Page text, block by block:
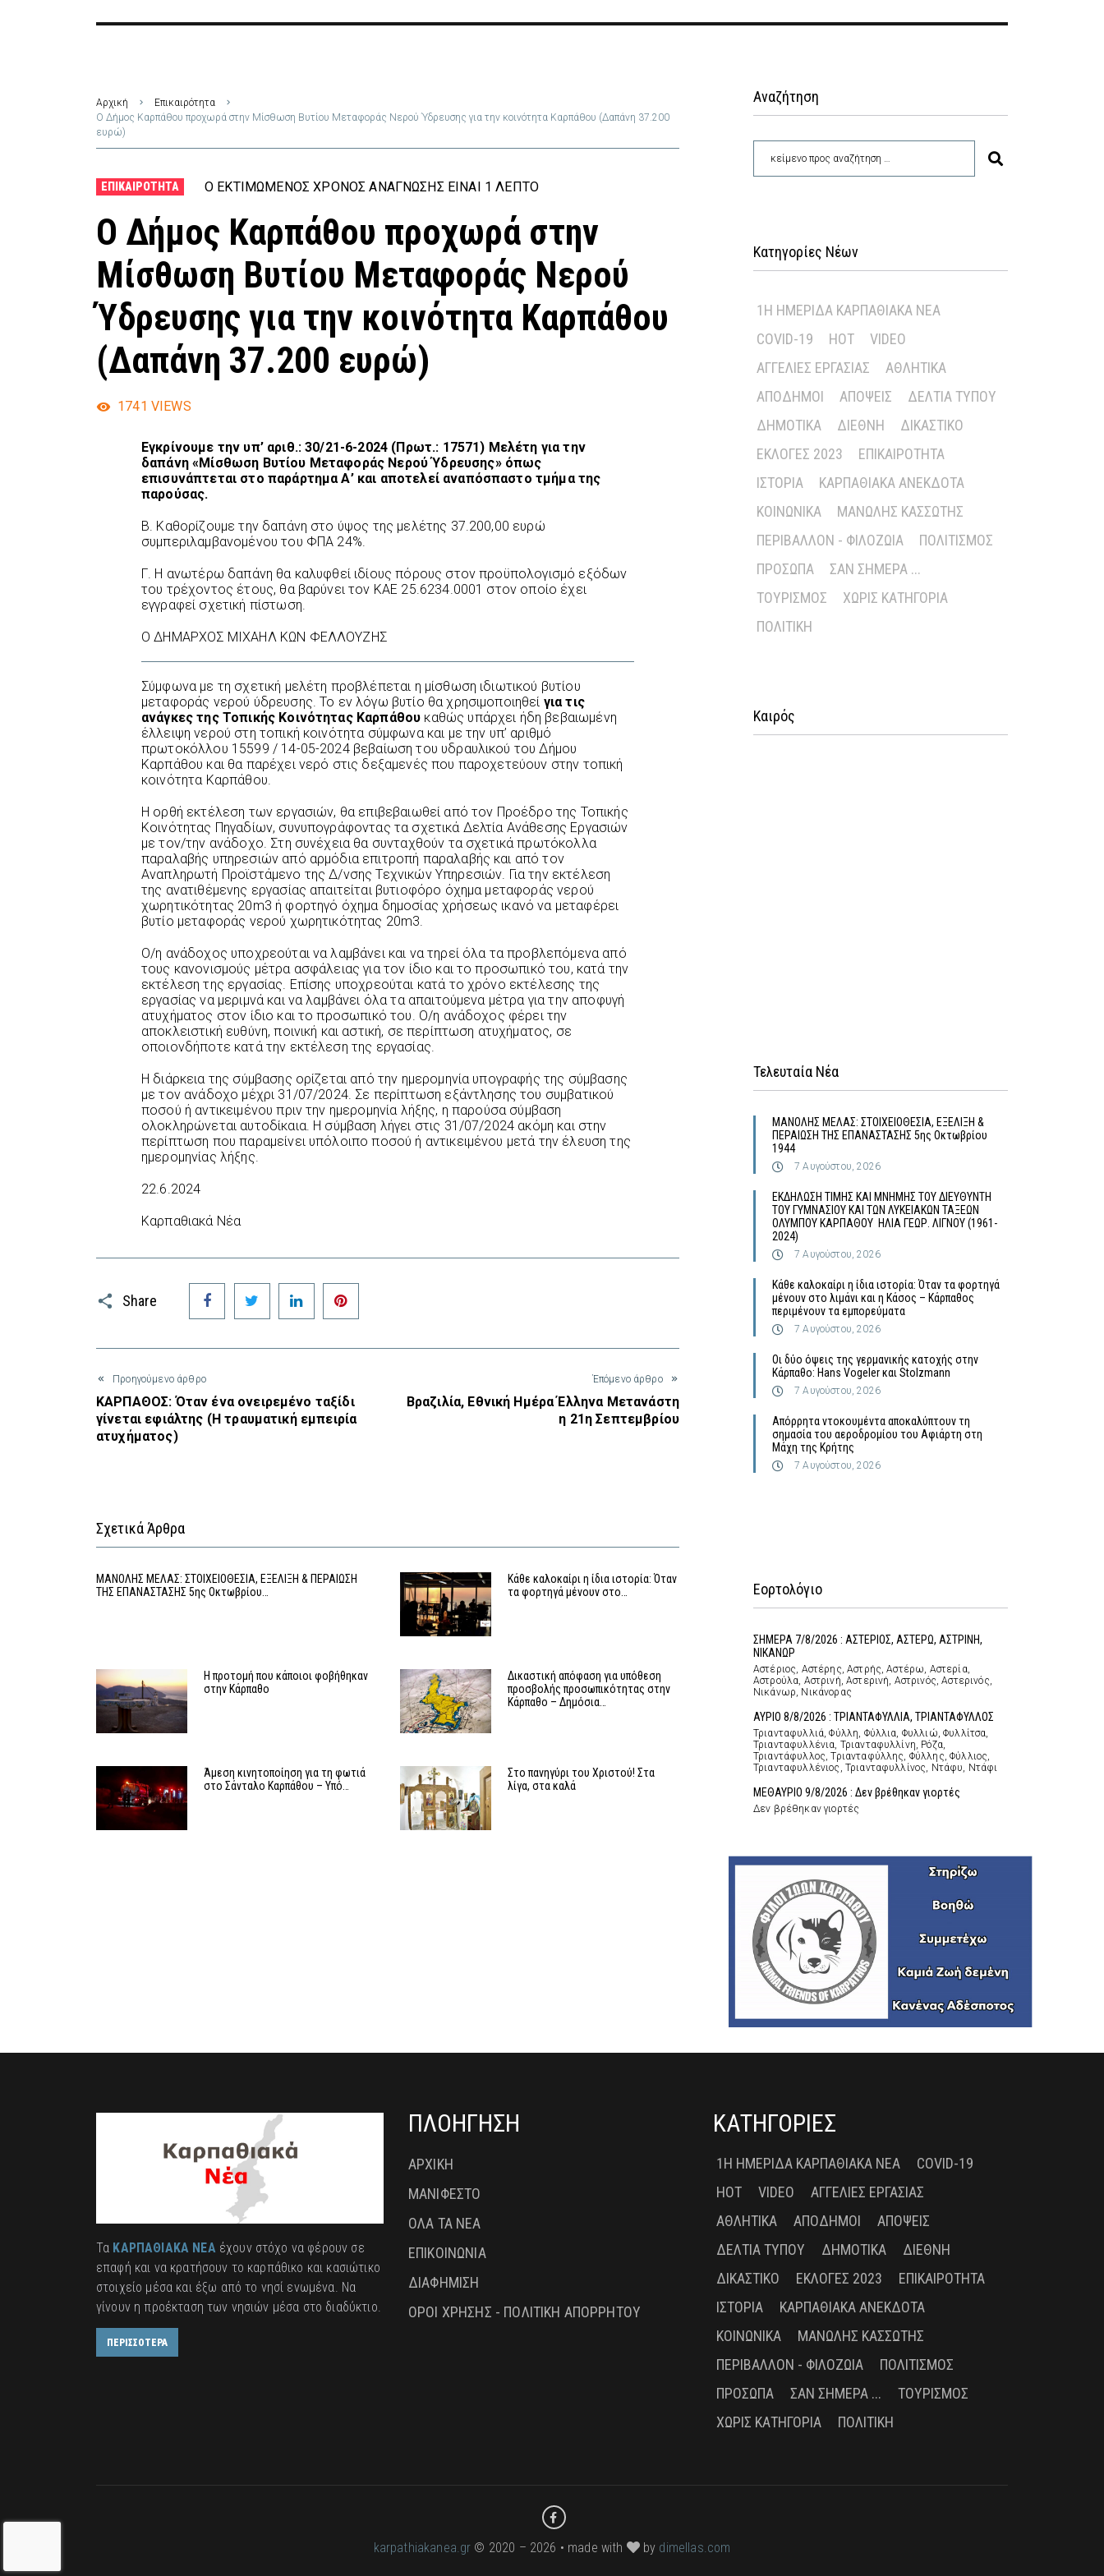
Αρχική
Επικαιρότητα
Ο Δήμος Καρπάθου προχωρά στην Μίσθωση Βυτίου Μεταφοράς Νερού Ύδρευσης για την κοινότητα Καρπάθου (Δαπάνη 37.200
ευρώ)
ΕΠΙΚΑΙΡΌΤΗΤΑ Ο ΕΚΤΙΜΏΜΕΝΟΣ ΧΡΌΝΟΣ ΑΝΆΓΝΩΣΗΣ ΕΊΝΑΙ 1 ΛΕΠΤΌ
Ο Δήμος Καρπάθου προχωρά στην
Μίσθωση Βυτίου Μεταφοράς Νερού
Ύδρευσης για την κοινότητα Καρπάθου
(Δαπάνη 37.200 ευρώ)
1741 VIEWS
Εγκρίνουμε την υπ’ αριθ.: 30/21-6-2024 (Πρωτ.: 17571) Μελέτη για την
δαπάνη «Μίσθωση Βυτίου Μεταφοράς Νερού Ύδρευσης» όπως
επισυνάπτεται στο παράρτημα Α’ και αποτελεί αναπόσπαστο τμήμα της
παρούσας.
Β. Καθορίζουμε την δαπάνη στο ύψος της μελέτης 37.200,00 ευρώ
συμπεριλαμβανομένου του ΦΠΑ 24%.
Γ. Η ανωτέρω δαπάνη θα καλυφθεί ιδίους πόρους στον προϋπολογισμό εξόδων
του τρέχοντος έτους, θα βαρύνει τον ΚΑΕ 25.6234.0001 στον οποίο έχει
εγγραφεί σχετική πίστωση.
Ο ΔΗΜΑΡΧΟΣ ΜΙΧΑΗΛ ΚΩΝ ΦΕΛΛΟΥΖΗΣ
Σύμφωνα με τη σχετική μελέτη προβλέπεται η μίσθωση ιδιωτικού βυτίου
μεταφοράς νερού ύδρευσης. Το εν λόγω βυτίο θα χρησιμοποιηθεί για τις
ανάγκες της Τοπικής Κοινότητας Καρπάθου καθώς υπάρχει ήδη βεβαιωμένη
έλλειψη νερού στη τοπική κοινότητα σύμφωνα και με την υπ’ αριθμό
πρωτοκόλλου 15599 / 14-05-2024 βεβαίωση του υδραυλικού του Δήμου
Καρπάθου και θα παρέχει νερό στις δεξαμενές που παροχετεύουν στην τοπική
κοινότητα Καρπάθου.
Η ορθή εκτέλεση των εργασιών, θα επιβεβαιωθεί από τον Προέδρο της Τοπικής
Κοινότητας Πηγαδίων, συνυπογράφοντας τα σχετικά Δελτία Ανάθεσης Εργασιών
με τον/την ανάδοχο. Στη συνέχεια θα συνταχθούν τα σχετικά πρωτόκολλα
παραλαβής υπηρεσιών από αρμόδια επιτροπή παραλαβής και από τον
Αναπληρωτή Προϊστάμενο της Δ/νσης Τεχνικών Υπηρεσιών. Για την εκτέλεση
της ανατιθέμενης εργασίας απαιτείται βυτιοφόρο όχημα μεταφοράς νερού
χωρητικότητας 20m3 ή φορτηγό όχημα δημοσίας χρήσεως ικανό να μεταφέρει
βυτίο μεταφοράς νερού χωρητικότητας 20m3.
Ο/η ανάδοχος υποχρεούται να λαμβάνει και να τηρεί όλα τα προβλεπόμενα από
τους κανονισμούς μέτρα ασφάλειας για τον ίδιο και το προσωπικό του, κατά την
εκτέλεση της εργασίας. Επίσης υποχρεούται κατά το χρόνο εκτέλεσης της
εργασίας να μεριμνά και να λαμβάνει όλα τα απαιτούμενα μέτρα για την αποφυγή
ατυχήματος στον ίδιο και το προσωπικό του. Ο/η ανάδοχος φέρει την
αποκλειστική ευθύνη, ποινική και αστική, σε περίπτωση ατυχήματος, σε
οποιονδήποτε κατά την εκτέλεση της εργασίας.
Η διάρκεια της σύμβασης ορίζεται από την ημερομηνία υπογραφής της σύμβασης
με τον ανάδοχο μέχρι 31/07/2024. Σε περίπτωση εξάντλησης του συμβατικού
ποσού ή αντικειμένου πριν την ημερομηνία λήξης, η παρούσα σύμβαση
ολοκληρώνεται αυτοδίκαια. Η σύμβαση λήγει στις 31/07/2024 ακόμη και στην
περίπτωση που παραμείνει υπόλοιπο ποσού ή αντικειμένου μετά την έλευση της
ημερομηνίας λήξης.
22.6.2024
Καρπαθιακά Νέα
Share
Facebook Twitter LinkedIn
Προηγούμενο άρθρο
ΚΑΡΠΑΘΟΣ: Όταν ένα ονειρεμένο ταξίδι
γίνεται εφιάλτης (Η τραυματική εμπειρία
ατυχήματος)
Έπόμενο άρθρο
Βραζιλία, Εθνική Ημέρα Έλληνα Μετανάστη
η 21η Σεπτεμβρίου
Σχετικά Άρθρα
MΑΝΟΛΗΣ ΜΕΛΑΣ: ΣΤΟΙΧΕΙΟΘΕΣΙΑ, ΕΞΕΛΙΞΗ & ΠΕΡΑΙΩΣΗ
ΤΗΣ ΕΠΑΝΑΣΤΑΣΗΣ 5ης Οκτωβρίου…
Κάθε καλοκαίρι η ίδια ιστορία: Όταν
τα φορτηγά μένουν στο…
Η προτομή που κάποιοι φοβήθηκαν
στην Κάρπαθο
Δικαστική απόφαση για υπόθεση
προσβολής προσωπικότητας στην
Κάρπαθο – Δημόσια…
Άμεση κινητοποίηση για τη φωτιά
στο Σάνταλο Καρπάθου – Υπό…
Στο πανηγύρι του Χριστού! Στα
λίγα, στα καλά
Αναζήτηση
Κατηγορίες Νέων
1Η ΗΜΕΡΊΔΑ ΚΑΡΠΑΘΙΑΚΆ ΝΈΑ
COVID-19
HOT
VIDEO
ΑΓΓΕΛΊΕΣ ΕΡΓΑΣΊΑΣ
ΑΘΛΗΤΙΚΆ
ΑΠΌΔΗΜΟΙ
ΑΠΌΨΕΙΣ
ΔΕΛΤΊΑ ΤΎΠΟΥ
ΔΗΜΟΤΙΚΆ
ΔΙΕΘΝΉ
ΔΙΚΑΣΤΙΚΌ
ΕΚΛΟΓΈΣ 2023
ΕΠΙΚΑΙΡΌΤΗΤΑ
ΙΣΤΟΡΊΑ
ΚΑΡΠΑΘΙΑΚΆ ΑΝΈΚΔΟΤΑ
ΚΟΙΝΩΝΙΚΆ
ΜΑΝΏΛΗΣ ΚΑΣΣΏΤΗΣ
ΠΕΡΙΒΆΛΛΟΝ - ΦΙΛΟΖΩΊΑ
ΠΟΛΙΤΙΣΜΌΣ
ΠΡΌΣΩΠΑ
ΣΑΝ ΣΉΜΕΡΑ ...
ΤΟΥΡΙΣΜΌΣ
ΧΩΡΊΣ ΚΑΤΗΓΟΡΊΑ
ΠΟΛΙΤΙΚΉ
Καιρός
Τελευταία Νέα
MΑΝΟΛΗΣ ΜΕΛΑΣ: ΣΤΟΙΧΕΙΟΘΕΣΙΑ, ΕΞΕΛΙΞΗ &
ΠΕΡΑΙΩΣΗ ΤΗΣ ΕΠΑΝΑΣΤΑΣΗΣ 5ης Οκτωβρίου
1944
7 Αυγούστου, 2026
ΕΚΔΗΛΩΣΗ ΤΙΜΗΣ ΚΑΙ ΜΝΗΜΗΣ ΤΟΥ ΔΙΕΥΘΥΝΤΗ
ΤΟΥ ΓΥΜΝΑΣΙΟΥ ΚΑΙ ΤΩΝ ΛΥΚΕΙΑΚΩΝ ΤΑΞΕΩΝ
ΟΛΥΜΠΟΥ ΚΑΡΠΑΘΟΥ ΗΛΙΑ ΓΕΩΡ. ΛΙΓΝΟΥ (1961-
2024)
7 Αυγούστου, 2026
Κάθε καλοκαίρι η ίδια ιστορία: Όταν τα φορτηγά
μένουν στο λιμάνι και η Κάσος – Κάρπαθος
περιμένουν τα εμπορεύματα
7 Αυγούστου, 2026
Οι δύο όψεις της γερμανικής κατοχής στην
Κάρπαθο: Hans Vogeler και Stolzmann
7 Αυγούστου, 2026
Απόρρητα ντοκουμέντα αποκαλύπτουν τη
σημασία του αεροδρομίου του Αφιάρτη στη
Μάχη της Κρήτης
7 Αυγούστου, 2026
Εορτολόγιο
ΣΗΜΕΡΑ 7/8/2026 : ΑΣΤΕΡΙΟΣ, ΑΣΤΕΡΩ, ΑΣΤΡΙΝΗ,
ΝΙΚΑΝΩΡ
Αστέριος, Αστέρης, Αστρής, Αστέρω, Αστερία,
Αστρούλα, Αστρινή, Αστερινή, Αστρινός, Αστερινός,
Νικάνωρ, Νικάνορας
ΑΥΡΙΟ 8/8/2026 : ΤΡΙΑΝΤΑΦΥΛΛΙΑ, ΤΡΙΑΝΤΑΦΥΛΛΟΣ
Τριανταφυλλιά, Φύλλη, Φύλλια, Φυλλιώ, Φυλλίτσα,
Τριανταφυλλένια, Τριανταφυλλίνη, Ρόζα,
Τριαντάφυλλος, Τριανταφύλλης, Φύλλης, Φύλλιος,
Τριανταφυλλένιος, Τριανταφυλλίνος, Ντάφυ, Ντάφι
ΜΕΘΑΥΡΙΟ 9/8/2026 : Δεν βρέθηκαν γιορτές
Δεν βρέθηκαν γιορτές
Τα ΚΑΡΠΑΘΙΑΚΑ ΝΕΑέχουν στόχο να φέρουν σε
επαφή και να κρατήσουν το καρπάθικο και κασιώτικο
στοιχείο μέσα και έξω από το νησί ενωμένα. Να
γίνουν η προέκταση των νησιών μέσα στο διαδύκτιο.
ΠΕΡΙΣΣΟΤΕΡΑ
ΠΛΟΗΓΗΣΗ
ΑΡΧΙΚΗ
ΜΑΝΙΦΕΣΤΟ
ΟΛΑ ΤΑ ΝΕΑ
ΕΠΙΚΟΙΝΩΝΙΑ
ΔΙΑΦΗΜΙΣΗ
ΟΡΟΙ ΧΡΗΣΗΣ - ΠΟΛΙΤΙΚΗ ΑΠΟΡΡΗΤΟΥ
ΚΑΤΗΓΟΡΙΕΣ
1Η ΗΜΕΡΊΔΑ ΚΑΡΠΑΘΙΑΚΆ ΝΈΑ
COVID-19
HOT
VIDEO
ΑΓΓΕΛΊΕΣ ΕΡΓΑΣΊΑΣ
ΑΘΛΗΤΙΚΆ
ΑΠΌΔΗΜΟΙ
ΑΠΌΨΕΙΣ
ΔΕΛΤΊΑ ΤΎΠΟΥ
ΔΗΜΟΤΙΚΆ
ΔΙΕΘΝΉ
ΔΙΚΑΣΤΙΚΌ
ΕΚΛΟΓΈΣ 2023
ΕΠΙΚΑΙΡΌΤΗΤΑ
ΙΣΤΟΡΊΑ
ΚΑΡΠΑΘΙΑΚΆ ΑΝΈΚΔΟΤΑ
ΚΟΙΝΩΝΙΚΆ
ΜΑΝΏΛΗΣ ΚΑΣΣΏΤΗΣ
ΠΕΡΙΒΆΛΛΟΝ - ΦΙΛΟΖΩΊΑ
ΠΟΛΙΤΙΣΜΌΣ
ΠΡΌΣΩΠΑ
ΣΑΝ ΣΉΜΕΡΑ ...
ΤΟΥΡΙΣΜΌΣ
ΧΩΡΊΣ ΚΑΤΗΓΟΡΊΑ
ΠΟΛΙΤΙΚΉ
karpathiakanea.gr © 2020 – 2026 • made with by dimellas.com